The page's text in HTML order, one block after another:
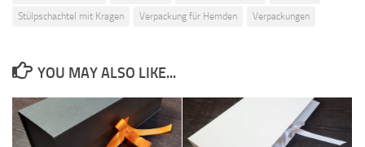
Stülpschachtel mit Kragen
Verpackung für Hemden Verpackungen
YOU MAY ALSO LIKE...